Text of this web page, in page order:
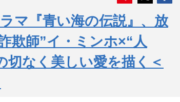
マ『青い海の伝説』、放
欺師”イ・ミンホ×“人
切なく美しい愛を描く＜